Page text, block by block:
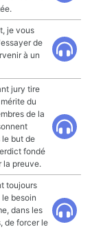
je vous
de
à un
jury tire
du
de la
le but de
fondé
la preuve.
toujours
besoin
dans les
de forcer le